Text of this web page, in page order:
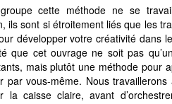
cette méthode ne se
ils sont si étroitement liés que les
développer votre créativité dans
que cet ouvrage ne soit pas
mais plutôt une méthode pour
vous-même. Nous travaillerons
la caisse claire, avant